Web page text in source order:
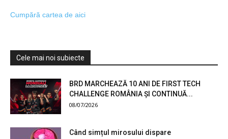
Cumpără cartea de aici
Cele mai noi subiecte
BRD MARCHEAZĂ 10 ANI DE FIRST TECH
CHALLENGE ROMÂNIA ȘI CONTINUĂ...
08/07/2026
Când simțul mirosului dispare